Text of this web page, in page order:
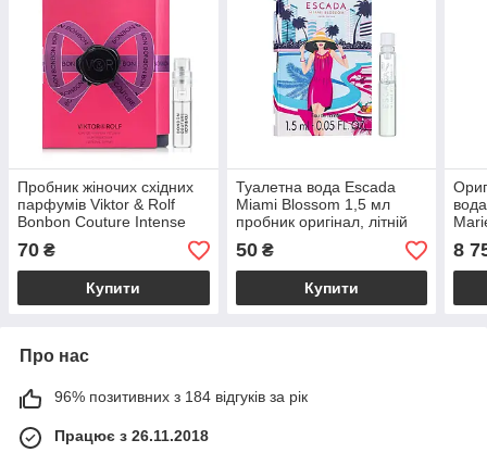
Пробник жіночих східних
парфумів Viktor & Rolf
Bonbon Couture Intense
1,2ml, солодкий вечірній
гурманський аромат
70 ₴
Купити
Туалетна вода Escada
Miami Blossom 1,5 мл
пробник оригінал, літній
квітково-фруктовий
аромат для жінок
50₴
Купити
8
Про нас
96% позитивних з 184 відгуків за рік
Працює з 26.11.2018